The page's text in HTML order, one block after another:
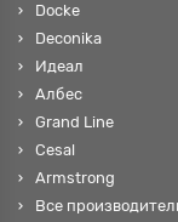
Docke
Deconika
Идеал
Албес
Grand Line
Cesal
Armstrong
Все